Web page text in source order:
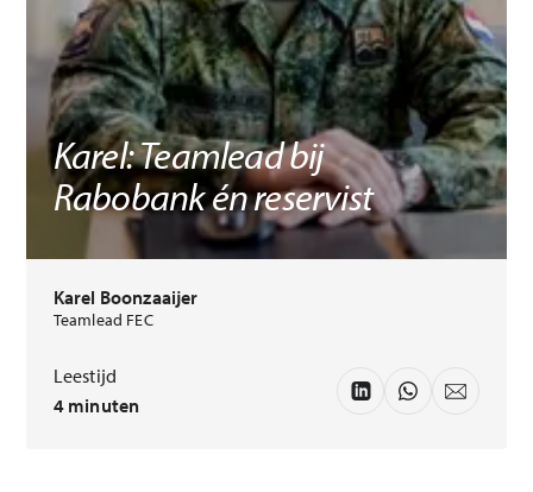
Karel: Teamlead bij
Rabobank én reservist
Karel Boonzaaijer
Teamlead FEC
Leestijd
4 minuten